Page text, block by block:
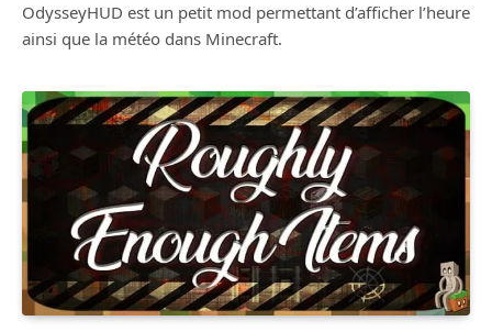
OdysseyHUD est un petit mod permettant d’afficher l’heure
ainsi que la météo dans Minecraft.